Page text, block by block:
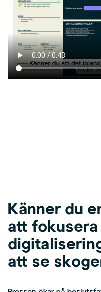
Känner du
att fokusera
att se